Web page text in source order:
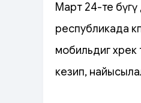
Март 24-те
республикада
мобильдиг
кезип,